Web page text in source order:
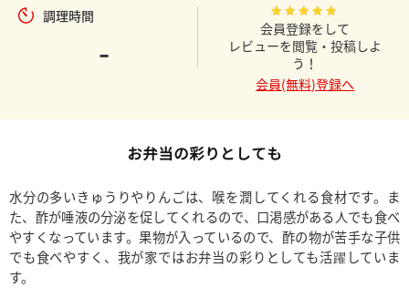
調理時間
-
会員登録をして
レビューを閲覧・投稿しよ
う！
会員(無料)登録へ
お弁当の彩りとしても
水分の多いきゅうりやりんごは、喉を潤してくれる食材です。ま
た、酢が唾液の分泌を促してくれるので、口渇感がある人でも食べ
やすくなっています。果物が入っているので、酢の物が苦手な子供
でも食べやすく、我が家ではお弁当の彩りとしても活躍していま
す。